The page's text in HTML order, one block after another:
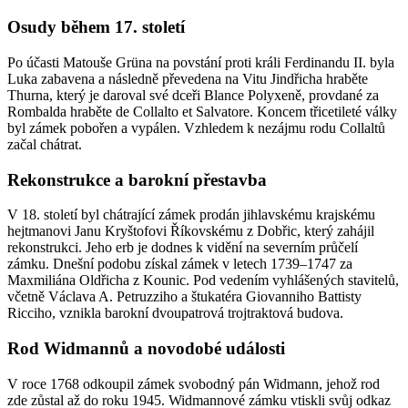
Osudy během 17. století
Po účasti Matouše Grüna na povstání proti králi Ferdinandu II. byla
Luka zabavena a následně převedena na Vitu Jindřicha hraběte
Thurna, který je daroval své dceři Blance Polyxeně, provdané za
Rombalda hraběte de Collalto et Salvatore. Koncem třicetileté války
byl zámek pobořen a vypálen. Vzhledem k nezájmu rodu Collaltů
začal chátrat.
Rekonstrukce a barokní přestavba
V 18. století byl chátrající zámek prodán jihlavskému krajskému
hejtmanovi Janu Kryštofovi Říkovskému z Dobřic, který zahájil
rekonstrukci. Jeho erb je dodnes k vidění na severním průčelí
zámku. Dnešní podobu získal zámek v letech 1739–1747 za
Maxmiliána Oldřicha z Kounic. Pod vedením vyhlášených stavitelů,
včetně Václava A. Petruzziho a štukatéra Giovanniho Battisty
Ricciho, vznikla barokní dvoupatrová trojtraktová budova.
Rod Widmannů a novodobé události
V roce 1768 odkoupil zámek svobodný pán Widmann, jehož rod
zde zůstal až do roku 1945. Widmannové zámku vtiskli svůj odkaz